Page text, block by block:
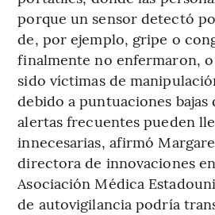
porque un sensor detectó
de, por ejemplo, gripe o
finalmente no enfermaron,
sido víctimas de
debido a puntuaciones bajas
alertas frecuentes pueden
innecesarias, afirmó
directora de innovaciones
Asociación Médica
de autovigilancia podría